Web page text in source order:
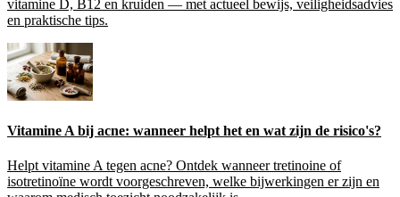
vitamine D, B12 en kruiden — met actueel bewijs, veiligheidsadvies
en praktische tips.
Vitamine A bij acne: wanneer helpt het en wat zijn de risico's?
Helpt vitamine A tegen acne? Ontdek wanneer tretinoine of
isotretinoïne wordt voorgeschreven, welke bijwerkingen er zijn en